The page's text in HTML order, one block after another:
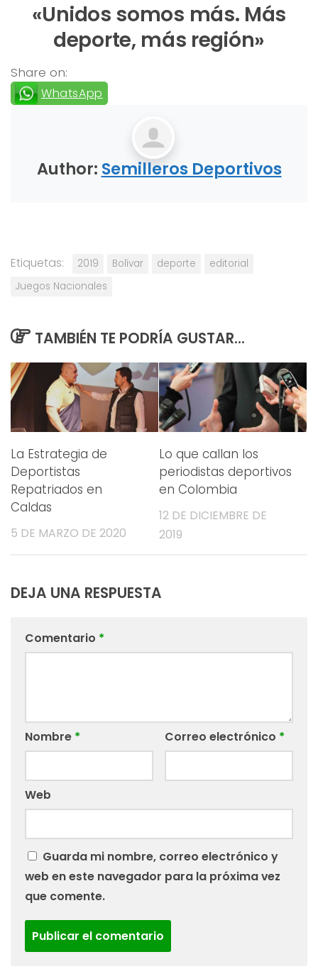
«Unidos somos más. Más
deporte, más región»
Share on:
WhatsApp
Author: Semilleros Deportivos
Etiquetas: 2019 Bolívar deporte
editorial
Juegos Nacionales
TAMBIÉN TE PODRÍA GUSTAR...
La Estrategia de
Deportistas
Repatriados en
Caldas
5 DE MARZO DE 2020
Lo que callan los
periodistas deportivos
en Colombia
12 DE DICIEMBRE DE
2019
DEJA UNA RESPUESTA
Comentario *
Nombre * Correo electrónico *
Web
Guarda mi nombre, correo electrónico y
web en este navegador para la próxima vez
que comente.